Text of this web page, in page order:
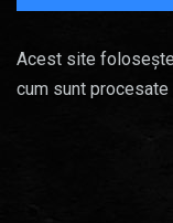
Acest site
cum sunt